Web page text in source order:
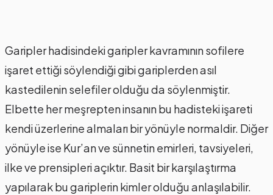
Garipler hadisindeki garipler kavramının sofilere
işaret ettiği söylendiği gibi gariplerden asıl
kastedilenin selefiler olduğu da söylenmiştir.
Elbette her meşrepten insanın bu hadisteki işareti
kendi üzerlerine almaları bir yönüyle normaldir. Diğer
yönüyle ise Kur’an ve sünnetin emirleri, tavsiyeleri,
ilke ve prensipleri açıktır. Basit bir karşılaştırma
yapılarak bu gariplerin kimler olduğu anlaşılabilir.